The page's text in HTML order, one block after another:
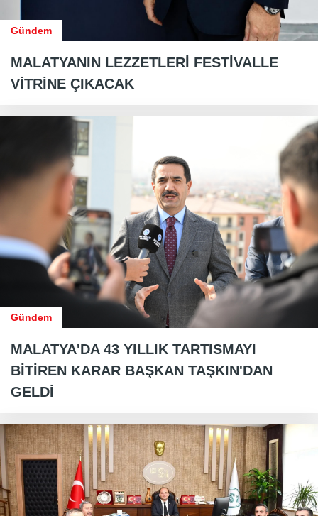
Gündem
MALATYANIN LEZZETLERİ FESTİVALLE
VİTRİNE ÇIKACAK
Gündem
MALATYA'DA 43 YILLIK TARTISMAYI
BİTİREN KARAR BAŞKAN TAŞKIN'DAN
GELDİ